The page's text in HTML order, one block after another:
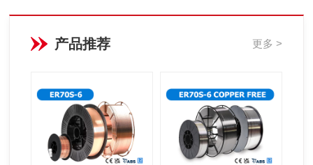
产品推荐 更多 >